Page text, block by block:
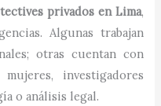
privados en Lima,
Algunas trabajan
otras cuentan con
investigadores
o análisis legal.